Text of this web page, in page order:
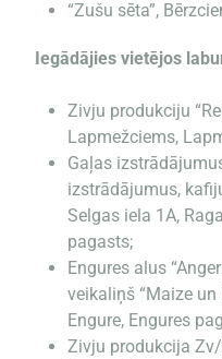
“Zušu sēta”,
Iegādājies vietējos
Zivju produkciju
Lapmežciems,
Gaļas
izstrādājumus,
Selgas iela 1A,
pagasts;
Engures alus
veikaliņš “Maize
Engure, Engures
Zivju produkcija